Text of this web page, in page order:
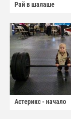
Рай в шалаше
Астерикс - начало